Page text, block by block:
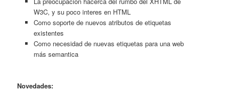
W3C, y su poco interes en HTML
Como soporte de nuevos atributos de etiquetas
existentes
Como necesidad de nuevas etiquetas para una web
más semantica
Novedades: